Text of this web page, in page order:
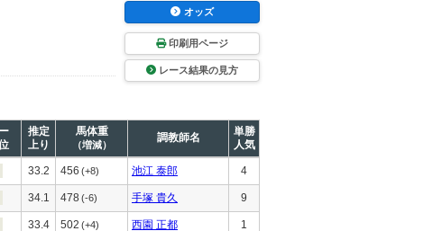
オッズ
印刷用ページ
レース結果の見方
推定
上り
馬体重
（増減）
調教師名
単勝
人気
33.2 456 (+8) 池江 泰郎 4
34.1 478 (-6) 手塚 貴久 9
33.4 502 (+4) 西園 正都 1